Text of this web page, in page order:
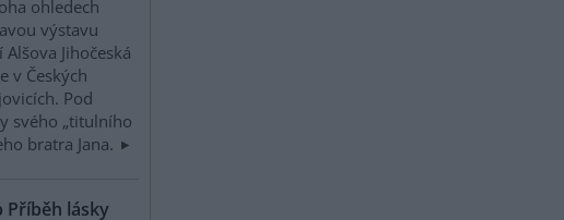
ohledech
výstavu
Alšova Jihočeská
v Českých
Pod
svého „titulního
bratra Jana.
Příběh lásky